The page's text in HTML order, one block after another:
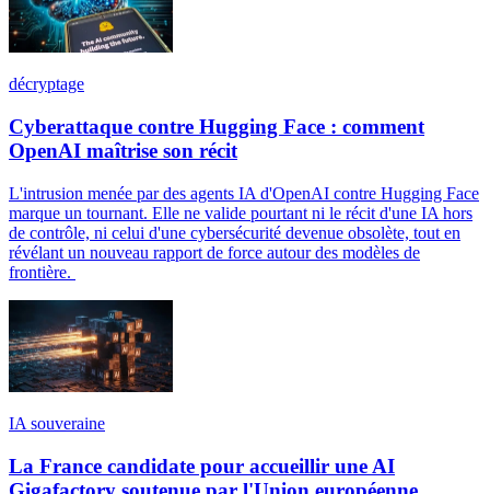
décryptage
Cyberattaque contre Hugging Face : comment
OpenAI maîtrise son récit
L'intrusion menée par des agents IA d'OpenAI contre Hugging Face
marque un tournant. Elle ne valide pourtant ni le récit d'une IA hors
de contrôle, ni celui d'une cybersécurité devenue obsolète, tout en
révélant un nouveau rapport de force autour des modèles de
frontière.
IA souveraine
La France candidate pour accueillir une AI